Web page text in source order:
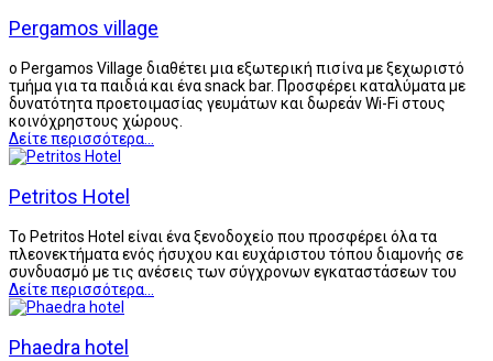
Pergamos village
ο Pergamos Village διαθέτει μια εξωτερική πισίνα με ξεχωριστό
τμήμα για τα παιδιά και ένα snack bar. Προσφέρει καταλύματα με
δυνατότητα προετοιμασίας γευμάτων και δωρεάν Wi-Fi στους
κοινόχρηστους χώρους.
Δείτε περισσότερα...
Petritos Hotel
Το Petritos Hotel είναι ένα ξενοδοχείο που προσφέρει όλα τα
πλεονεκτήματα ενός ήσυχου και ευχάριστου τόπου διαμονής σε
συνδυασμό με τις ανέσεις των σύγχρονων εγκαταστάσεων του
Δείτε περισσότερα...
Phaedra hotel